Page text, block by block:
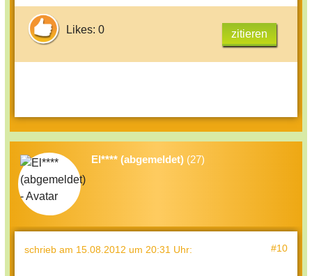
Likes: 0 zitieren
El**** (abgemeldet) (27)
schrieb am 15.08.2012 um 20:31 Uhr: #10